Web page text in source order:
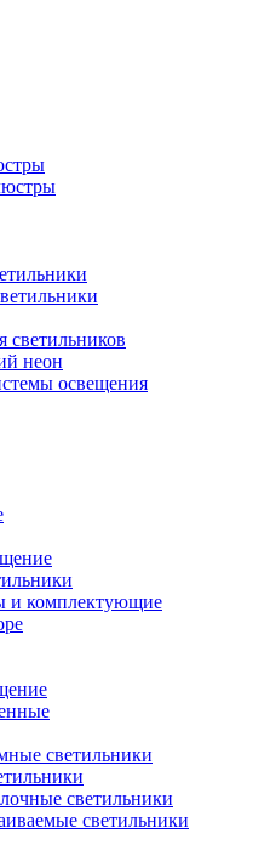
светильников
неон
освещения
и комплектующие
светильники
светильники
светильники